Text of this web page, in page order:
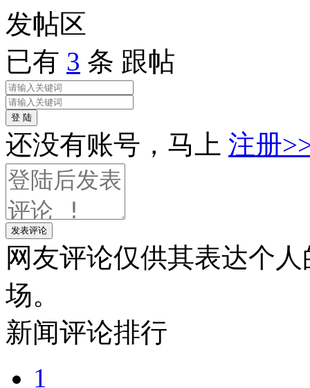
发帖区
已有 3 条 跟帖
登 陆
还没有账号，马上 注册
发表评论
网友评论仅供其表达个
场。
新闻评论排行
1